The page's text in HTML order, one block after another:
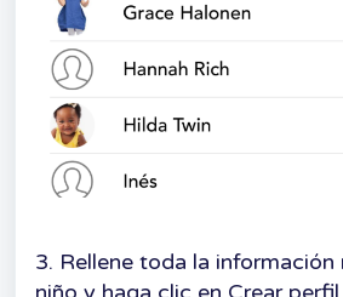
3. Rellene toda la información